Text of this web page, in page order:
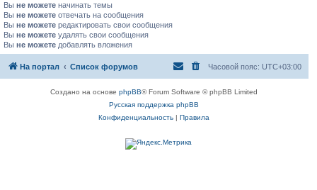
Вы не можете начинать темы
Вы не можете отвечать на сообщения
Вы не можете редактировать свои сообщения
Вы не можете удалять свои сообщения
Вы не можете добавлять вложения
На портал Список форумов Часовой пояс: UTC+03:00
Создано на основеphpBB® Forum Software © phpBB Limited
Русская поддержка phpBB
Конфиденциальность |Правила